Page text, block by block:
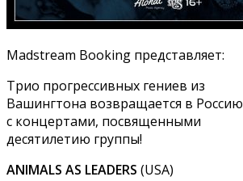
Madstream Booking представляет:
Трио прогрессивных гениев из
Вашингтона возвращается в Россию
с концертами, посвященными
десятилетию группы!
ANIMALS AS LEADERS (USA)